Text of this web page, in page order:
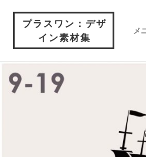
プラスワン：デザ
イン素材集
メ